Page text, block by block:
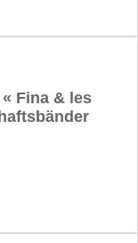
Fina & les